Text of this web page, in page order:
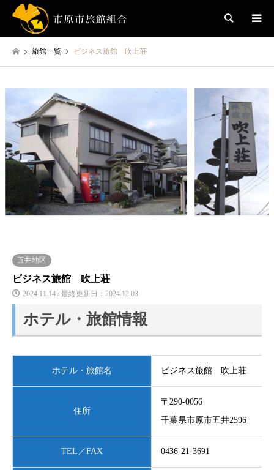
検索
旅館一覧 ビジネス旅館 吹上荘
五井地区
ビジネス旅館 吹上荘
2024.11.14 / 最終更新日：2024.12.03
ホテル・旅館情報
ホテル・旅館名 ビジネス旅館 吹上荘
住所
〒290-0056
千葉県市原市五井2596
TEL／FAX 0436-21-3691